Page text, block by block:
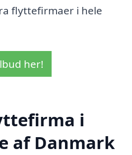
flyttefirmaer i hele
her!
i
af Danmark